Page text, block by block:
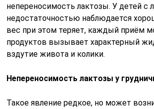
непереносимость лактозы. У детей с
недостаточностью наблюдается
вес при этом теряет, каждый приём
продуктов вызывает характерный
вздутие живота и колики.
Непереносимость лактозы у
Такое явление редкое, но может